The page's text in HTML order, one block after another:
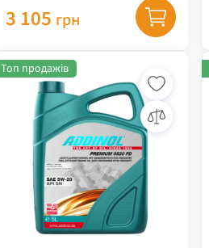
3 105 грн
Топ продажів